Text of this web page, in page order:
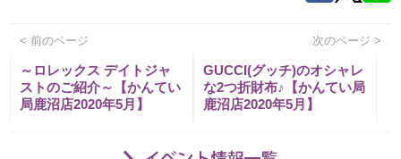
< 前のページ 次のページ >
～ロレックス デイトジャ
ストのご紹介～【かんてい
局鹿沼店2020年5月】
GUCCI(グッチ)のオシャレ
な2つ折財布♪【かんてい局
鹿沼店2020年5月】